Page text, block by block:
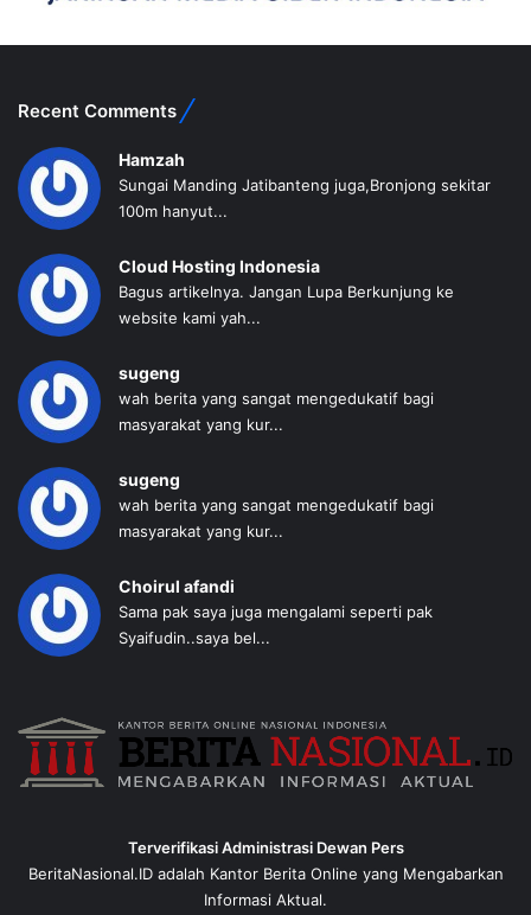
Recent Comments
Hamzah
Sungai Manding Jatibanteng juga,Bronjong sekitar
100m hanyut...
Cloud Hosting Indonesia
Bagus artikelnya. Jangan Lupa Berkunjung ke
website kami yah...
sugeng
wah berita yang sangat mengedukatif bagi
masyarakat yang kur...
sugeng
wah berita yang sangat mengedukatif bagi
masyarakat yang kur...
Choirul afandi
Sama pak saya juga mengalami seperti pak
Syaifudin..saya bel...
Terverifikasi Administrasi Dewan Pers
BeritaNasional.ID adalah Kantor Berita Online yang Mengabarkan
Informasi Aktual.